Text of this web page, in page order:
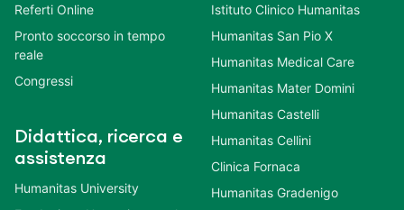
Referti Online
Pronto soccorso in tempo
reale
Congressi
Didattica, ricerca e
assistenza
Humanitas University
Istituto Clinico Humanitas
Humanitas San Pio X
Humanitas Medical Care
Humanitas Mater Domini
Humanitas Castelli
Humanitas Cellini
Clinica Fornaca
Humanitas Gradenigo